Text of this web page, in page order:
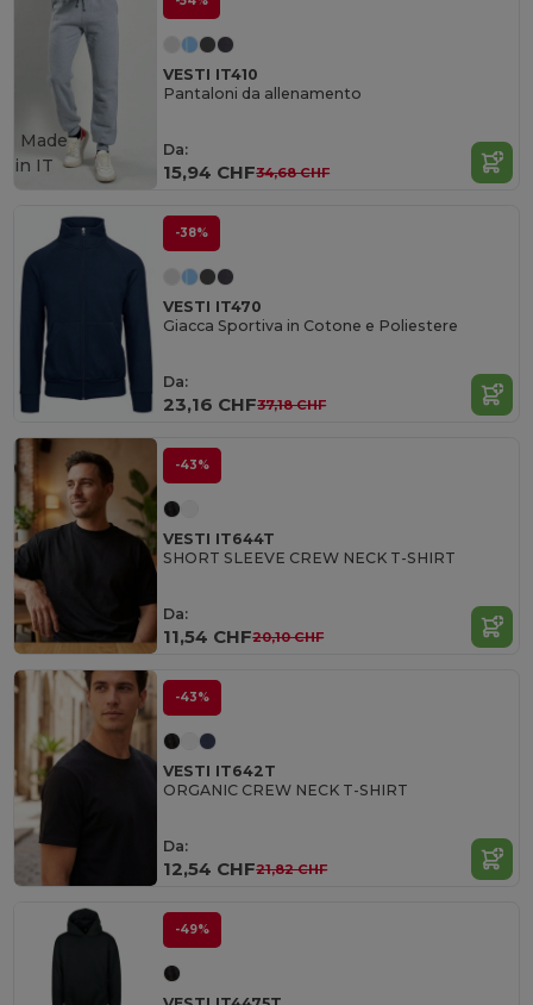
VESTI IT410
Pantaloni da allenamento
Da:
15,94 CHF34,68 CHF
Made
in IT
-38%
VESTI IT470
Giacca Sportiva in Cotone e Poliestere
Da:
23,16 CHF37,18 CHF
-43%
VESTI IT644T
SHORT SLEEVE CREW NECK T-SHIRT
Da:
11,54 CHF20,10 CHF
-43%
VESTI IT642T
ORGANIC CREW NECK T-SHIRT
Da:
12,54 CHF21,82 CHF
-49%